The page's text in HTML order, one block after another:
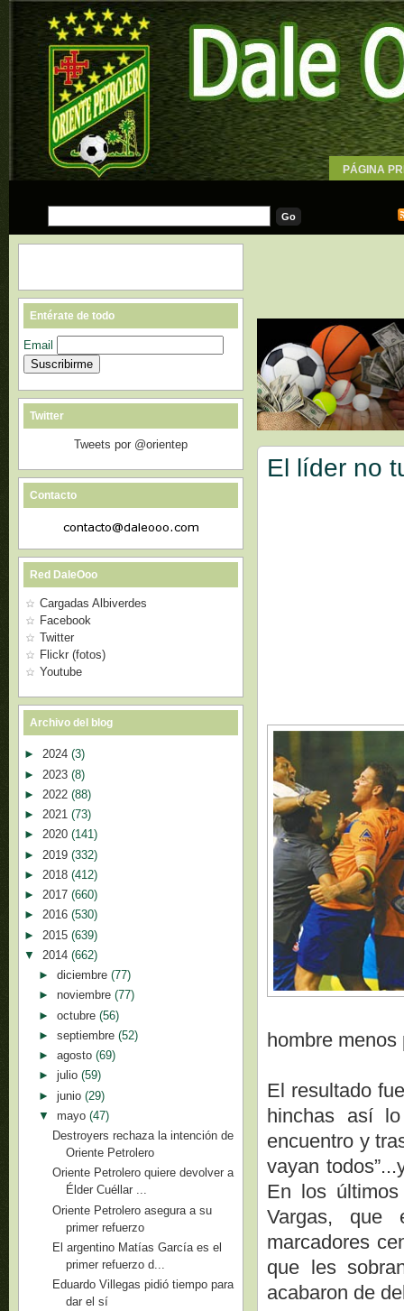
PÁGINA
El líder no
hombre
El resultado
hinchas así
encuentro y
vayan
En los
Vargas, que
marcadores
que les
acabaron de
Entérate de todo
Email
Twitter
Tweets por @orientep
Contacto
Red DaleOoo
Cargadas Albiverdes
Facebook
Twitter
Flickr (fotos)
Youtube
Archivo del blog
► 2024 (3)
► 2023 (8)
► 2022 (88)
► 2021 (73)
► 2020 (141)
► 2019 (332)
► 2018 (412)
► 2017 (660)
► 2016 (530)
► 2015 (639)
▼ 2014 (662)
► diciembre (77)
► noviembre (77)
► octubre (56)
► septiembre (52)
► agosto (69)
► julio (59)
► junio (29)
▼ mayo (47)
Destroyers rechaza la intención de
Oriente Petrolero
Oriente Petrolero quiere devolver a
Élder Cuéllar ...
Oriente Petrolero asegura a su
primer refuerzo
El argentino Matías García es el
primer refuerzo d...
Eduardo Villegas pidió tiempo para
dar el sí